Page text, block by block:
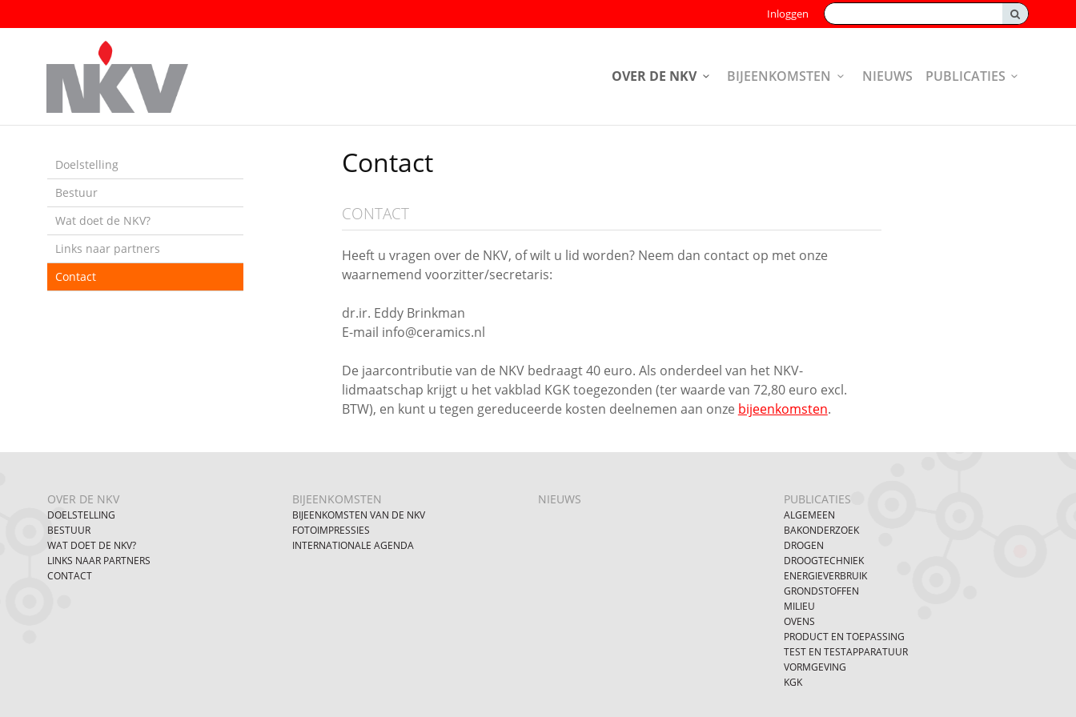
links
Spring
naar
inhoud
naar
het
menu
Zoeken:
Inloggen
OVER DE NKV BIJEENKOMSTEN NIEUWS PUBLICATIES
Contact
CONTACT
Heeft u vragen over de NKV, of wilt u lid worden? Neem dan contact op met onze
waarnemend voorzitter/secretaris:
dr.ir. Eddy Brinkman
E-mail info@ceramics.nl
De jaarcontributie van de NKV bedraagt 40 euro. Als onderdeel van het NKV-
lidmaatschap krijgt u het vakblad KGK toegezonden (ter waarde van 72,80 euro excl.
BTW), en kunt u tegen gereduceerde kosten deelnemen aan onze bijeenkomsten.
Doelstelling
Bestuur
Wat doet de NKV?
Links naar partners
Contact
OVER DE NKV
DOELSTELLING
BESTUUR
WAT DOET DE NKV?
LINKS NAAR PARTNERS
CONTACT
BIJEENKOMSTEN
BIJEENKOMSTEN VAN DE NKV
FOTOIMPRESSIES
INTERNATIONALE AGENDA
NIEUWS PUBLICATIES
ALGEMEEN
BAKONDERZOEK
DROGEN
DROOGTECHNIEK
ENERGIEVERBRUIK
GRONDSTOFFEN
MILIEU
OVENS
PRODUCT EN TOEPASSING
TEST EN TESTAPPARATUUR
VORMGEVING
KGK